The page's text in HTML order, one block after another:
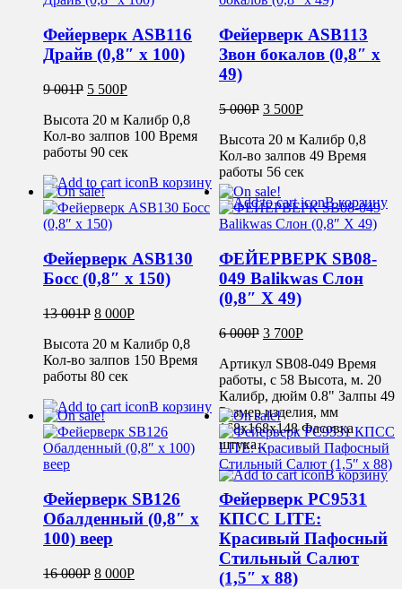
Фейерверк ASB116
Драйв (0,8″ х 100)
9 001Р 5 500Р
Высота 20 м Калибр 0,8
Кол-во залпов 100 Время
работы 90 сек
В корзину
Фейерверк ASB113
Звон бокалов (0,8″ х
49)
5 000Р 3 500Р
Высота 20 м Калибр 0,8
Кол-во залпов 49 Время
работы 56 сек
В корзину
Фейерверк ASB130
Босс (0,8″ х 150)
13 001Р 8 000Р
Высота 20 м Калибр 0,8
Кол-во залпов 150 Время
работы 80 сек
В корзину
ФЕЙЕРВЕРК SB08-
049 Balikwas Слон
(0,8″ Х 49)
6 000Р 3 700Р
Артикул SB08-049 Время
работы, с 58 Высота, м. 20
Калибр, дюйм 0.8" Залпы 49
Размер изделия, мм
168х168х148 Фасовка
штука…
В корзину
Фейерверк SB126
Обалденный (0,8″ х
100) веер
16 000Р 8 000Р
Фейерверк РС9531
КПСС LITE:
Красивый Пафосный
Стильный Салют
(1,5″ х 88)